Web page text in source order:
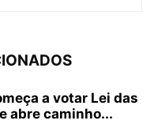
a votar Lei das
abre caminho...